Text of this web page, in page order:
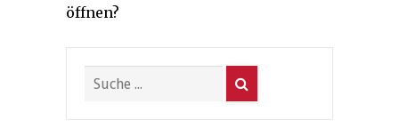
öffnen?